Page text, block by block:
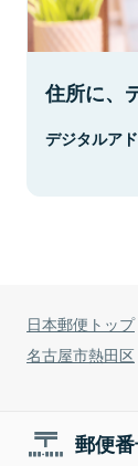
日本郵便トップ
名古屋市熱田区
住所に、
デジタルア
郵便